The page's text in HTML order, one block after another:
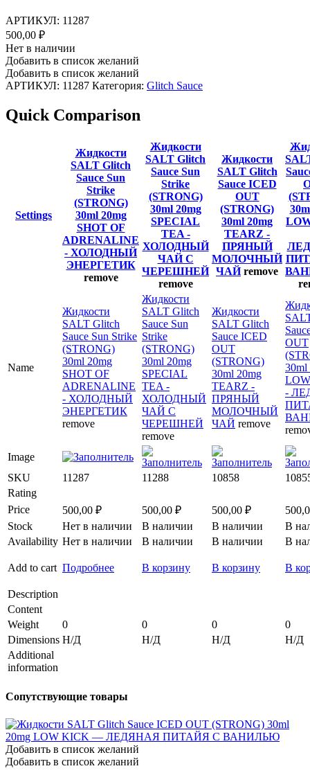
АРТИКУЛ: 11287
500,00 ₽
Нет в наличии
Добавить в список желаний
Добавить в список желаний
АРТИКУЛ: 11287 Категория: Glitch Sauce
Quick Comparison
Settings
Жидкости
SALT Glitch
Sauce Sun
Strike
(STRONG)
30ml 20mg
SHOT OF
ADRENALINE
- ХОЛОДНЫЙ
ЭНЕРГЕТИК
remove
Жидкости
SALT Glitch
Sauce Sun
Strike
(STRONG)
30ml 20mg
SPECIAL
TEA -
ХОЛОДНЫЙ
ЧАЙ С
ЧЕРЕШНЕЙ
remove
Жидкости
SALT Glitch
Sauce ICED
OUT
(STRONG)
30ml 20mg
TEARZ -
ПРЯНЫЙ
МОЛОЧНЫЙ
ЧАЙ remove
Name
Жидкости
SALT Glitch
Sauce Sun Strike
(STRONG)
30ml 20mg
SHOT OF
ADRENALINE
- ХОЛОДНЫЙ
ЭНЕРГЕТИК
remove
Жидкости
SALT Glitch
Sauce Sun
Strike
(STRONG)
30ml 20mg
SPECIAL
TEA -
ХОЛОДНЫЙ
ЧАЙ С
ЧЕРЕШНЕЙ
remove
Жидкости
SALT Glitch
Sauce ICED
OUT
(STRONG)
30ml 20mg
TEARZ -
ПРЯНЫЙ
МОЛОЧНЫЙ
ЧАЙ remove
OUT
30ml
-
Image
SKU
11287 11288 10858
Rating
Price
500,00 ₽ 500,00 ₽ 500,00 ₽
Stock
Нет в наличии В наличии В наличии
В
Availability Нет в наличии В наличии В наличии В
Add to cart Подробнее В корзину В корзину В
Description
Content
Weight
0 0 0
0
Dimensions Н/Д Н/Д Н/Д
Н/Д
Additional
information
Сопутствующие товары
Добавить в список желаний
Добавить в список желаний